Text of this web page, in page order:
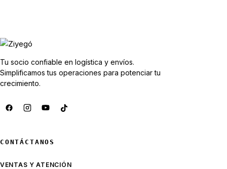
Tu socio confiable en logística y envíos.
Simplificamos tus operaciones para potenciar tu
crecimiento.
CONTÁCTANOS
VENTAS Y ATENCIÓN